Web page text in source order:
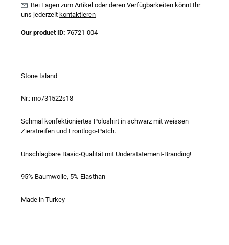
Bei Fagen zum Artikel oder deren Verfügbarkeiten könnt Ihr
uns jederzeit kontaktieren
Our product ID: 76721-004
Stone Island
Nr.: mo731522s18
Schmal konfektioniertes Poloshirt in schwarz mit weissen
Zierstreifen und Frontlogo-Patch.
Unschlagbare Basic-Qualität mit Understatement-Branding!
95% Baumwolle, 5% Elasthan
Made in Turkey